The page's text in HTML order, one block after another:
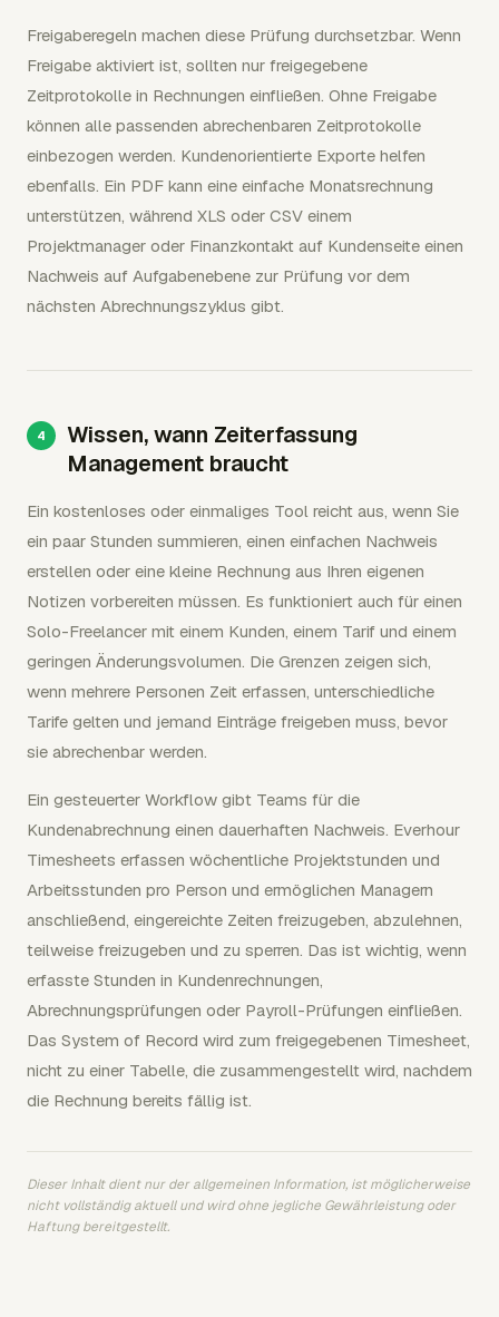
Freigaberegeln machen diese Prüfung durchsetzbar. Wenn
Freigabe aktiviert ist, sollten nur freigegebene
Zeitprotokolle in Rechnungen einfließen. Ohne Freigabe
können alle passenden abrechenbaren Zeitprotokolle
einbezogen werden. Kundenorientierte Exporte helfen
ebenfalls. Ein PDF kann eine einfache Monatsrechnung
unterstützen, während XLS oder CSV einem
Projektmanager oder Finanzkontakt auf Kundenseite einen
Nachweis auf Aufgabenebene zur Prüfung vor dem
nächsten Abrechnungszyklus gibt.
Wissen, wann Zeiterfassung
Management braucht
Ein kostenloses oder einmaliges Tool reicht aus, wenn Sie
ein paar Stunden summieren, einen einfachen Nachweis
erstellen oder eine kleine Rechnung aus Ihren eigenen
Notizen vorbereiten müssen. Es funktioniert auch für einen
Solo-Freelancer mit einem Kunden, einem Tarif und einem
geringen Änderungsvolumen. Die Grenzen zeigen sich,
wenn mehrere Personen Zeit erfassen, unterschiedliche
Tarife gelten und jemand Einträge freigeben muss, bevor
sie abrechenbar werden.
Ein gesteuerter Workflow gibt Teams für die
Kundenabrechnung einen dauerhaften Nachweis. Everhour
Timesheets erfassen wöchentliche Projektstunden und
Arbeitsstunden pro Person und ermöglichen Managern
anschließend, eingereichte Zeiten freizugeben, abzulehnen,
teilweise freizugeben und zu sperren. Das ist wichtig, wenn
erfasste Stunden in Kundenrechnungen,
Abrechnungsprüfungen oder Payroll-Prüfungen einfließen.
Das System of Record wird zum freigegebenen Timesheet,
nicht zu einer Tabelle, die zusammengestellt wird, nachdem
die Rechnung bereits fällig ist.
Dieser Inhalt dient nur der allgemeinen Information, ist möglicherweise
nicht vollständig aktuell und wird ohne jegliche Gewährleistung oder
Haftung bereitgestellt.